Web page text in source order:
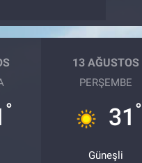
°
13 AĞUSTOS
PERŞEMBE
31 °
Güneşli